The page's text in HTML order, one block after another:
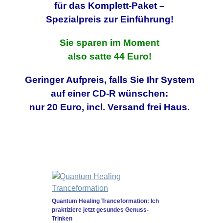
für das Komplett-Paket –
Spezialpreis zur Einführung!
Sie sparen im Moment
also satte 44 Euro!
Geringer Aufpreis, falls Sie Ihr System
auf einer CD-R wünschen:
nur 20 Euro, incl. Versand frei Haus.
Quantum Healing Tranceformation: Ich
praktiziere jetzt gesundes Genuss-
Trinken